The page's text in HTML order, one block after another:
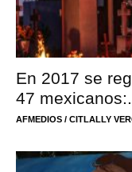
En 2017 se
47
AFMEDIOS / CITLALLY